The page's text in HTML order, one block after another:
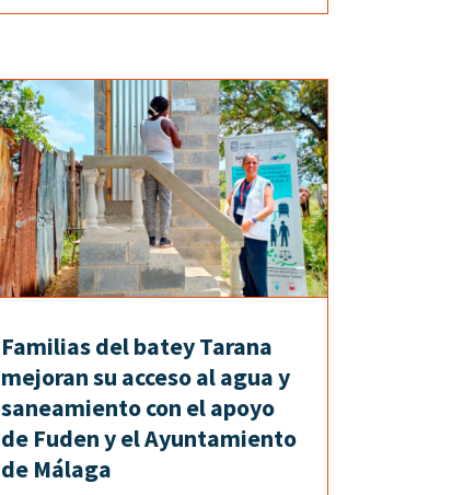
Familias del batey Tarana
mejoran su acceso al agua y
saneamiento con el apoyo
de Fuden y el Ayuntamiento
de Málaga